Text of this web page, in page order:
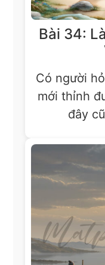
Bài 34:
Có người
mới thỉnh
đây